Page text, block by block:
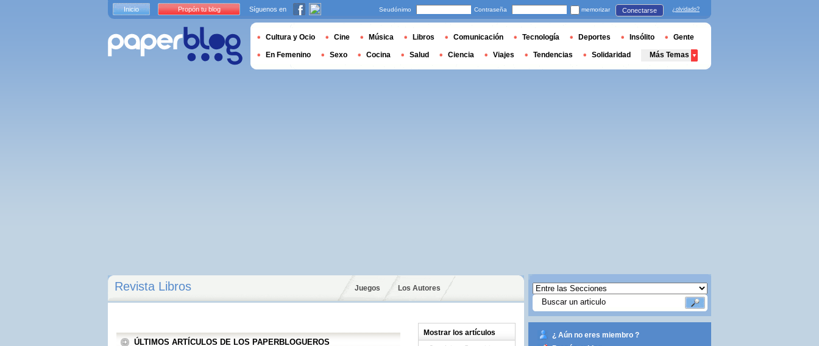
Revista Libros Juegos Los Autores
ÚLTIMOS ARTÍCULOS DE LOS PAPERBLOGUEROS
Mostrar los artículos
¿ Aún no eres miembro ?
Inicio Propón tu blog Síguenos en Seudónimo Contraseña memorizar Conectarse ¿olvidado?
Cultura y Ocio Cine Música Libros Comunicación Tecnología Deportes Insólito Gente
En Femenino Sexo Cocina Salud Ciencia Viajes Tendencias Solidaridad Más Temas